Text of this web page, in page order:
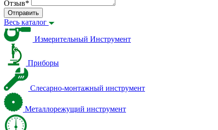
Отзыв*
Отправить
Весь каталог
Измерительный Инструмент
Приборы
Слесарно-монтажный инструмент
Металлорежущий инструмент